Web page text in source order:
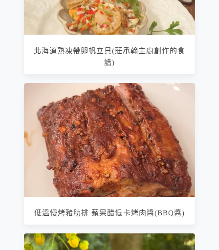
北海道熟凍帶卵帆立貝(莊承翰主廚創作的食
譜)
低溫慢烤豬肋排 蘋果醋低卡烤肉醬(BBQ醬)